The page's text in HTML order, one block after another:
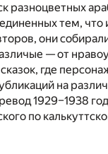
разноцветных
тем,
они
— от
где
на
1929–1938
по